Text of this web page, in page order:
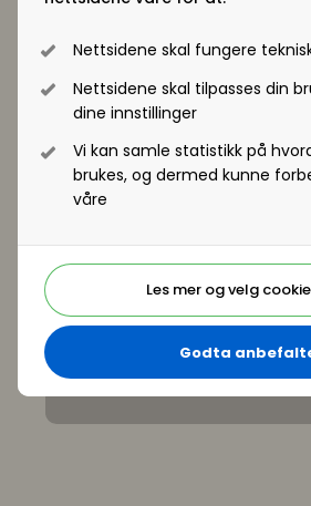
Nettsidene skal fungere
Nettsidene skal tilpasses din
dine innstillinger
Vi kan samle statistikk på
brukes, og dermed kunne
våre
Les mer og velg
Godta
(Arbeidslivindeksen) blir omtalt i